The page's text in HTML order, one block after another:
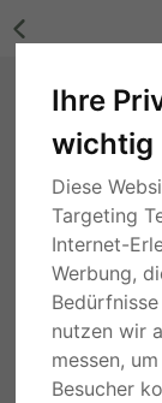
Ihre
wichtig
Diese
Targeting
Internet-
Werbung,
nutzen wir
messen,
Besucher
Tamayo,
Hessen, vor 1 Jahr